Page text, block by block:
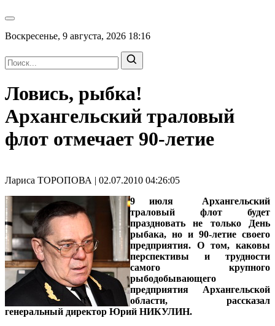
Воскресенье, 9 августа, 2026 18:16
Ловись, рыбка!
Архангельский траловый
флот отмечает 90-летие
Лариса ТОРОПОВА | 02.07.2010 04:26:05
9 июля Архангельский
траловый флот будет
праздновать не только День
рыбака, но и 90-летие своего
предприятия. О том, каковы
перспективы и трудности
самого крупного
рыбодобывающего
предприятия Архангельской
области, рассказал
генеральный директор Юрий НИКУЛИН.